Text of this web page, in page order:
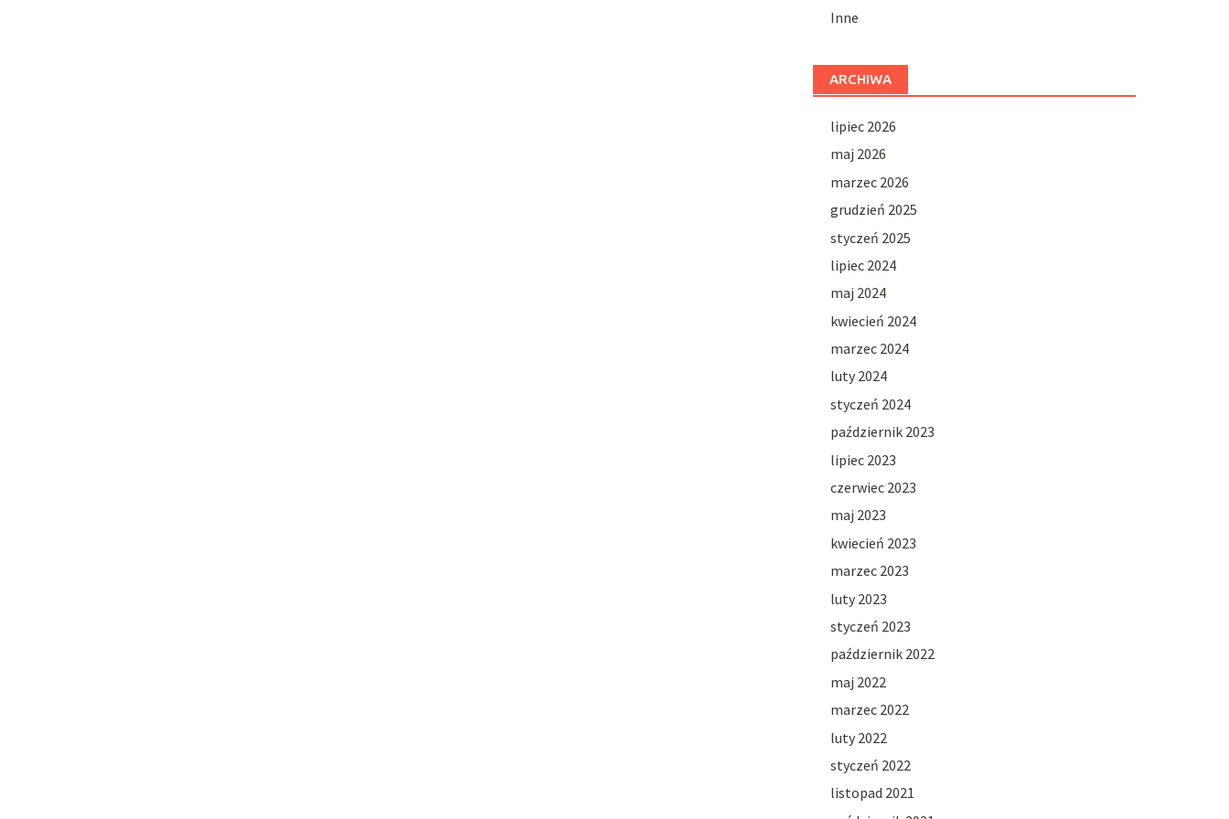
Inne
ARCHIWA
lipiec 2026
maj 2026
marzec 2026
grudzień 2025
styczeń 2025
lipiec 2024
maj 2024
kwiecień 2024
marzec 2024
luty 2024
styczeń 2024
październik 2023
lipiec 2023
czerwiec 2023
maj 2023
kwiecień 2023
marzec 2023
luty 2023
styczeń 2023
październik 2022
maj 2022
marzec 2022
luty 2022
styczeń 2022
listopad 2021